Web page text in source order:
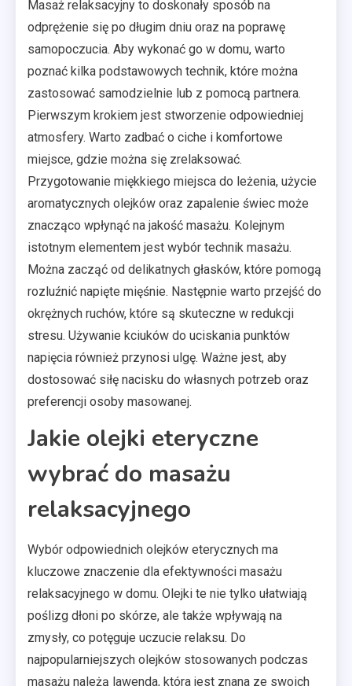
Masaż relaksacyjny to doskonały sposób na
odprężenie się po długim dniu oraz na poprawę
samopoczucia. Aby wykonać go w domu, warto
poznać kilka podstawowych technik, które można
zastosować samodzielnie lub z pomocą partnera.
Pierwszym krokiem jest stworzenie odpowiedniej
atmosfery. Warto zadbać o ciche i komfortowe
miejsce, gdzie można się zrelaksować.
Przygotowanie miękkiego miejsca do leżenia, użycie
aromatycznych olejków oraz zapalenie świec może
znacząco wpłynąć na jakość masażu. Kolejnym
istotnym elementem jest wybór technik masażu.
Można zacząć od delikatnych głasków, które pomogą
rozluźnić napięte mięśnie. Następnie warto przejść do
okrężnych ruchów, które są skuteczne w redukcji
stresu. Używanie kciuków do uciskania punktów
napięcia również przynosi ulgę. Ważne jest, aby
dostosować siłę nacisku do własnych potrzeb oraz
preferencji osoby masowanej.
Jakie olejki eteryczne
wybrać do masażu
relaksacyjnego
Wybór odpowiednich olejków eterycznych ma
kluczowe znaczenie dla efektywności masażu
relaksacyjnego w domu. Olejki te nie tylko ułatwiają
poślizg dłoni po skórze, ale także wpływają na
zmysły, co potęguje uczucie relaksu. Do
najpopularniejszych olejków stosowanych podczas
masażu należą lawenda, która jest znana ze swoich